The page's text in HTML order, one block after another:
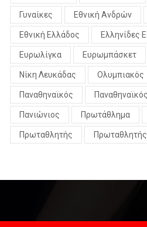
Γυναίκες Εθνική Ανδρών
Εθνική Ελλάδος Ελληνίδες
Ευρωλίγκα Ευρωμπάσκετ
Νίκη Λευκάδας Ολυμπιακός
Παναθηναϊκός
Πανιώνιος Πρωτάθλημα
Πρωταθλητής